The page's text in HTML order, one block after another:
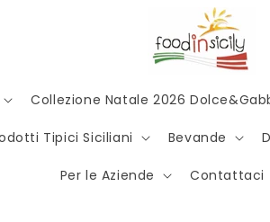
Collezione Natale 2026
Tipici Siciliani Bevande
Per le Aziende Contattaci